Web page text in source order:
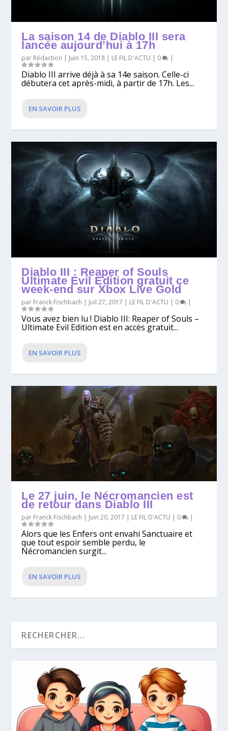
La saison 14 de Diablo III sera
lancée aujourd’hui à 17h
par Rédaction | Juin 15, 2018 | LE FIL D'ACTU | 0 |
Diablo III arrive déjà à sa 14e saison. Celle-ci
débutera cet après-midi, à partir de 17h. Les...
EN SAVOIR PLUS
Diablo III : Reaper of Souls
Ultimate Evil Edition gratuit ce
week-end sur Xbox Live Gold
par Franck Fischbach | Juil 27, 2017 | LE FIL D'ACTU | 0 |
Vous avez bien lu ! Diablo III: Reaper of Souls –
Ultimate Evil Edition est en accès gratuit...
EN SAVOIR PLUS
Le 27 juin, le Nécromancien est
de retour dans Diablo III
par Franck Fischbach | Juin 20, 2017 | LE FIL D'ACTU | 0 |
Alors que les Enfers ont envahi Sanctuaire et
que tout espoir semble perdu, le
Nécromancien surgit...
EN SAVOIR PLUS